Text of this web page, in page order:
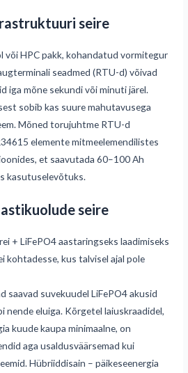
seire
või HPC pakk, kohandatud vormitegur
seadmed (RTU-d) võivad
iga mõne sekundi või minuti järel.
sobib kas suure mahutavusega
Mõned torujuhtme RTU-d
elemente mitmeelemendilistes
et saavutada 60–100 Ah
kasutuselevõtuks.
seire
+ LiFePO4 aastaringseks laadimiseks
kohtadesse, kus talvisel ajal pole
saavad suvekuudel LiFePO4 akusid
nende eluiga. Kõrgetel laiuskraadidel,
kuude kaupa minimaalne, on
aga usaldusväärsemad kui
Hübriiddisain – päikeseenergia